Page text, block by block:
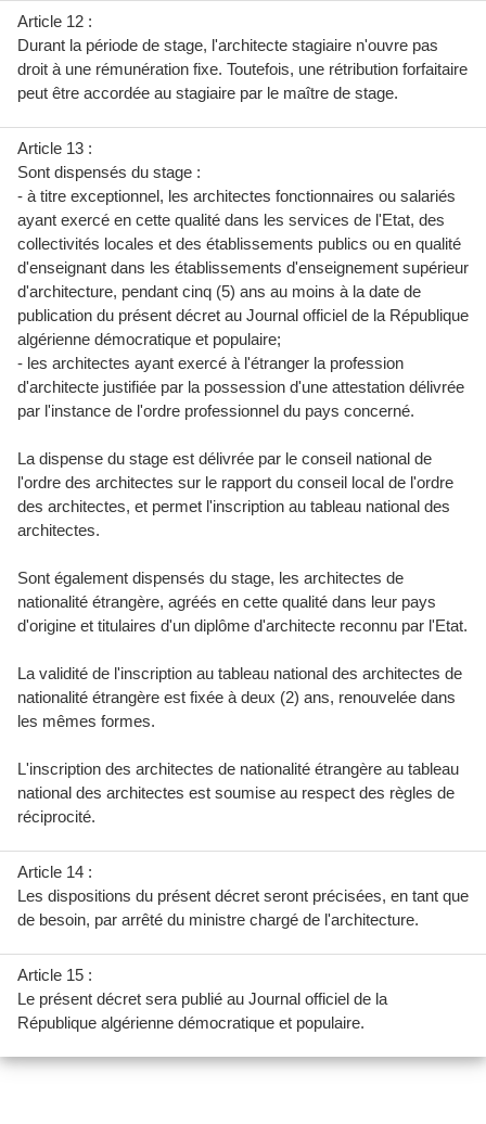
Article 12 :
Durant la période de stage, l'architecte stagiaire n'ouvre pas
droit à une rémunération fixe. Toutefois, une rétribution forfaitaire
peut être accordée au stagiaire par le maître de stage.
Article 13 :
Sont dispensés du stage :
- à titre exceptionnel, les architectes fonctionnaires ou salariés
ayant exercé en cette qualité dans les services de l'Etat, des
collectivités locales et des établissements publics ou en qualité
d'enseignant dans les établissements d'enseignement supérieur
d'architecture, pendant cinq (5) ans au moins à la date de
publication du présent décret au Journal officiel de la République
algérienne démocratique et populaire;
- les architectes ayant exercé à l'étranger la profession
d'architecte justifiée par la possession d'une attestation délivrée
par l'instance de l'ordre professionnel du pays concerné.
La dispense du stage est délivrée par le conseil national de
l'ordre des architectes sur le rapport du conseil local de l'ordre
des architectes, et permet l'inscription au tableau national des
architectes.
Sont également dispensés du stage, les architectes de
nationalité étrangère, agréés en cette qualité dans leur pays
d'origine et titulaires d'un diplôme d'architecte reconnu par l'Etat.
La validité de l'inscription au tableau national des architectes de
nationalité étrangère est fixée à deux (2) ans, renouvelée dans
les mêmes formes.
L'inscription des architectes de nationalité étrangère au tableau
national des architectes est soumise au respect des règles de
réciprocité.
Article 14 :
Les dispositions du présent décret seront précisées, en tant que
de besoin, par arrêté du ministre chargé de l'architecture.
Article 15 :
Le présent décret sera publié au Journal officiel de la
République algérienne démocratique et populaire.